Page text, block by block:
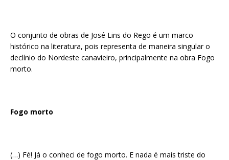
O conjunto de obras de José Lins do Rego é um marco
histórico na literatura, pois representa de maneira singular o
declínio do Nordeste canavieiro, principalmente na obra Fogo
morto.
Fogo morto
(…) Fé! Já o conheci de fogo morto. E nada é mais triste do